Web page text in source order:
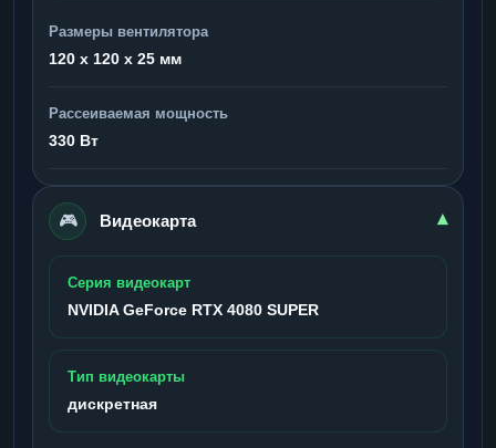
Размеры вентилятора
120 x 120 x 25 мм
Рассеиваемая мощность
330 Вт
🎮 Видеокарта ▾
Серия видеокарт
NVIDIA GeForce RTX 4080 SUPER
Тип видеокарты
дискретная